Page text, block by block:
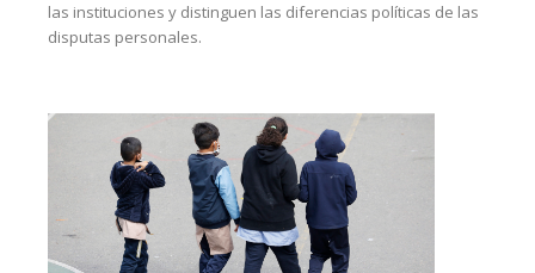
las instituciones y distinguen las diferencias políticas de las
disputas personales.